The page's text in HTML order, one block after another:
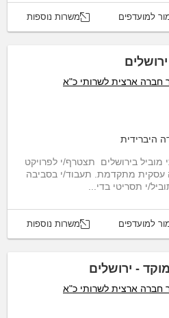
למועדפים משרות נוספות
חברה ארצית לשרותי כ"א
היברידית
מוביל בירושלים תצטרף/י לפרויקט
עסקית מתקדמת. תעבוד/י בסביבה
י תסריטי בדי...
למועדפים משרות נוספות
- ירושלים
חברה ארצית לשרותי כ"א